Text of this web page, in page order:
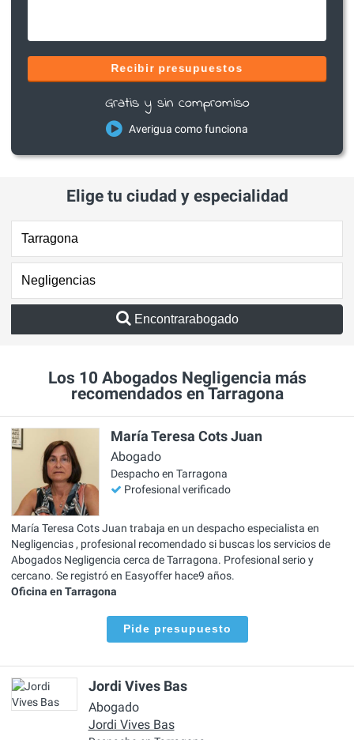
Recibir presupuestos
Gratis y sin compromiso
Averigua como funciona
Elige tu ciudad y especialidad
Encontrarabogado
Los 10 Abogados Negligencia más
recomendados en Tarragona
María Teresa Cots Juan
Abogado
Despacho en Tarragona
Profesional verificado
María Teresa Cots Juan trabaja en un despacho especialista en
Negligencias , profesional recomendado si buscas los servicios de
Abogados Negligencia cerca de Tarragona. Profesional serio y
cercano. Se registró en Easyoffer hace9 años.
Oficina en Tarragona
Pide presupuesto
Jordi Vives Bas
Abogado
Jordi Vives Bas